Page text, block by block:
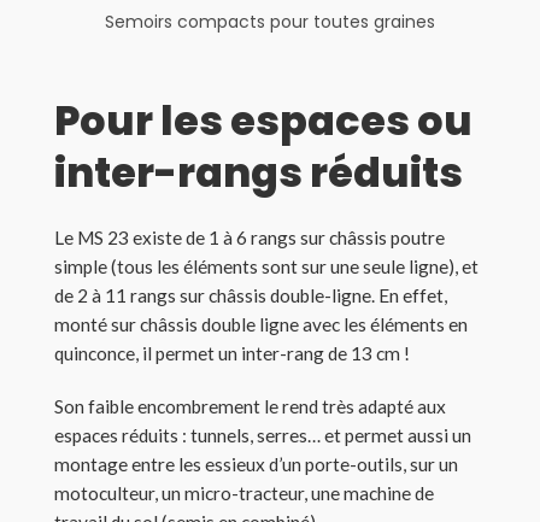
Semoirs compacts pour toutes graines
Pour les espaces ou
inter-rangs réduits
Le MS 23 existe de 1 à 6 rangs sur châssis poutre
simple (tous les éléments sont sur une seule ligne), et
de 2 à 11 rangs sur châssis double-ligne. En effet,
monté sur châssis double ligne avec les éléments en
quinconce, il permet un inter-rang de 13 cm !
Son faible encombrement le rend très adapté aux
espaces réduits : tunnels, serres… et permet aussi un
montage entre les essieux d’un porte-outils, sur un
motoculteur, un micro-tracteur, une machine de